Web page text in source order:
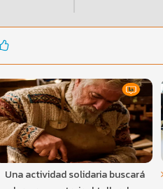
Una actividad solidaria buscará